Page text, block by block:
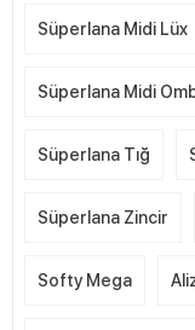
Süperlana Midi Lüx
Süperlana Midi
Süperlana Tığ
Süperlana Zincir
Softy Mega